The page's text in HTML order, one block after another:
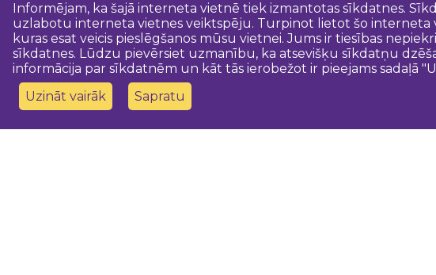
Informējam, ka šajā interneta vietnē tiek izmantotas sīkdatnes.
uzlabotu interneta vietnes veiktspēju. Turpinot lietot šo interneta
kuras esat veicis pieslēgšanos mūsu vietnei. Jums ir tiesības
sīkdatnes. Lūdzu pievērsiet uzmanību, ka atsevišķu sīkdatņu
informācija par sīkdatnēm un kāt tās ierobežot ir pieejams sadaļā
Uzināt vairāk
Sapratu